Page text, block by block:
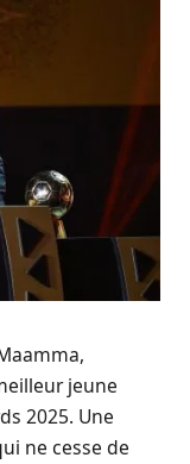
jeune
2025. Une
ne cesse de